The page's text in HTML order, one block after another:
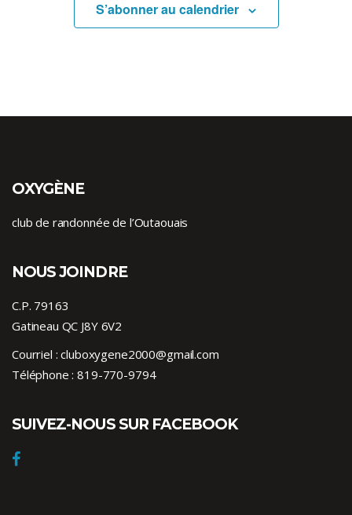
S’abonner au calendrier
OXYGÈNE
club de randonnée de l’Outaouais
NOUS JOINDRE
C.P. 79163
Gatineau QC J8Y 6V2
Courriel :cluboxygene2000@gmail.com
Téléphone :819-770-9794
SUIVEZ-NOUS SUR FACEBOOK